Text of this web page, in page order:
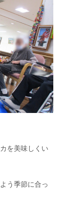
を美味しくい
う季節に合っ